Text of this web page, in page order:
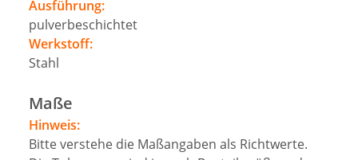
Ausführung:
pulverbeschichtet
Werkstoff:
Stahl
Maße
Hinweis:
Bitte verstehe die Maßangaben als Richtwerte.